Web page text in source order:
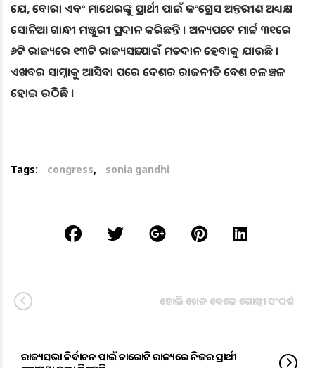
ଯେ, ବୋରା ଏବଂ ମାଥେରଙ୍କୁ ପ୍ରାର୍ଥୀ ପାଇଁ କଂଗ୍ରେସ ଅନ୍ତରୀଣ ଅଧ୍ୟକ୍ଷ
ସୋନିିଆ ଗାନ୍ଧୀ ମଞ୍ଜୁରୀ ପ୍ରଦାନ କରିଛନ୍ତି । ଅନ୍ୟପଟେ ମାର୍ଚ୍ଚ ୩୧ରେ
୬ଟି ରାଜ୍ୟରେ ୧୩ଟି ରାଜ୍ୟସଭା ପାଇଁ ମତଦାନ ହେବାକୁ ଯାଉଛି ।
ଏଖବର ସାମ୍ନାକୁ ଆସିବା ପରେ ଦେଶର ରାଜନୀତି ବେଶ ଚଳଞ୍ଚଳ
ହୋଇ ଉଠିଛି ।
Tags: congress, sonia gandhi
ହୋଲି ଖେଳ ବେଳେ ଗୋଷ୍ଠୀ ସଂଘର୍ଷ
ରାଜ୍ୟସଭା ନିର୍ବାଚନ ପାଇଁ ଚାରୋଟି ରାଜ୍ୟରେ ନିଜର ପ୍ରାର୍ଥୀ